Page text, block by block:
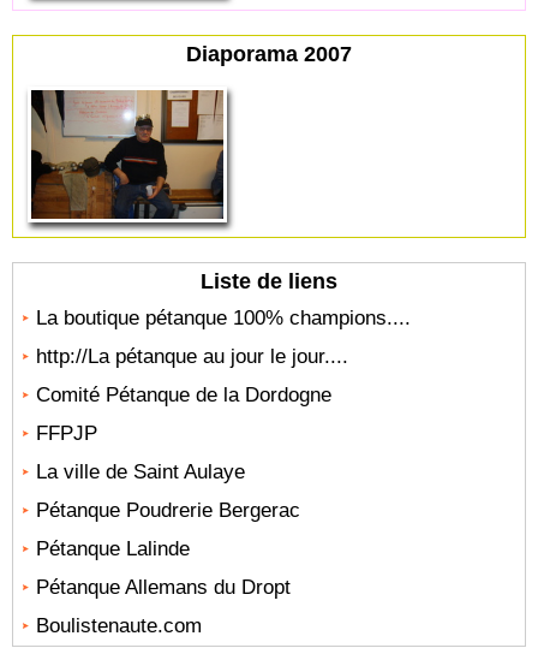
Diaporama 2007
Liste de liens
La boutique pétanque 100% champions....
http://La pétanque au jour le jour....
Comité Pétanque de la Dordogne
FFPJP
La ville de Saint Aulaye
Pétanque Poudrerie Bergerac
Pétanque Lalinde
Pétanque Allemans du Dropt
Boulistenaute.com